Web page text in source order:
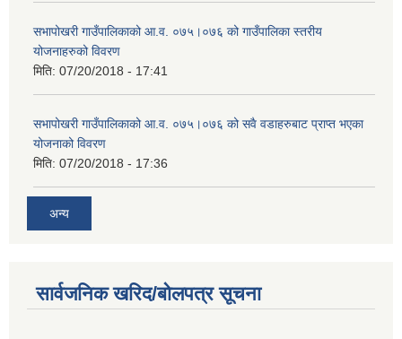
सभापोखरी गाउँपालिकाको आ.व. ०७५।०७६ को गाउँपालिका स्तरीय
योजनाहरुको विवरण
मिति: 07/20/2018 - 17:41
सभापोखरी गाउँपालिकाको आ.व. ०७५।०७६ को सवै वडाहरुबाट प्राप्त भएका
योजनाको विवरण
मिति: 07/20/2018 - 17:36
अन्य
सार्वजनिक खरिद/बोलपत्र सूचना